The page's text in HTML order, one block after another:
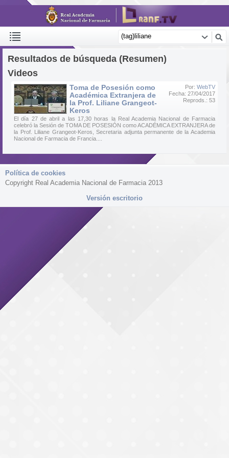
Resultados de búsqueda (Resumen)
Videos
Por: WebTV
Fecha: 27/04/2017
Reprods.: 53
Toma de Posesión como
Académica Extranjera de
la Prof. Liliane Grangeot-
Keros
El día 27 de abril a las 17,30 horas la Real Academia Nacional de Farmacia
celebró la Sesión de TOMA DE POSESIÓN como ACADÉMICA EXTRANJERA de
la Prof. Liliane Grangeot-Keros, Secretaria adjunta permanente de la Academia
Nacional de Farmacia de Francia....
Política de cookies
Copyright Real Academia Nacional de Farmacia 2013
Versión escritorio